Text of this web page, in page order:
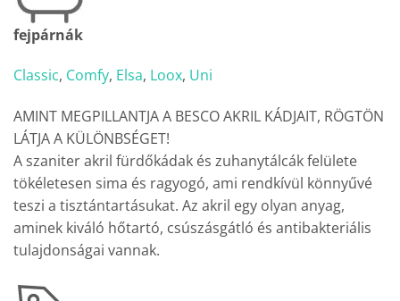
fejpárnák
Classic, Comfy, Elsa, Loox, Uni
AMINT MEGPILLANTJA A BESCO AKRIL KÁDJAIT, RÖGTÖN
LÁTJA A KÜLÖNBSÉGET!
A szaniter akril fürdőkádak és zuhanytálcák felülete
tökéletesen sima és ragyogó, ami rendkívül könnyűvé
teszi a tisztántartásukat. Az akril egy olyan anyag,
aminek kiváló hőtartó, csúszásgátló és antibakteriális
tulajdonságai vannak.